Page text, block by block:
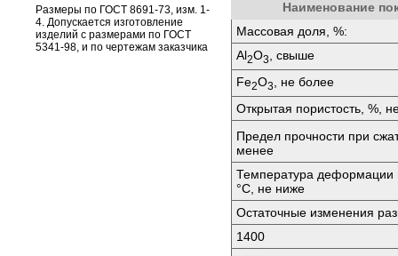
Размеры по ГОСТ 8691-73, изм. 1-
4. Допускается изготовление
изделий с размерами по ГОСТ
5341-98, и по чертежам заказчика
Наименование
Массовая доля, %:
Аl2O3
, свыше
Fе2O3
, не более
Открытая пористость, %,
Предел прочности при
менее
Температура деформации
°C, не ниже
Остаточные изменения
1400